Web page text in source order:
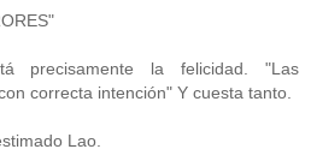
precisamente la felicidad. "Las
correcta intención" Y cuesta tanto.
Lao.